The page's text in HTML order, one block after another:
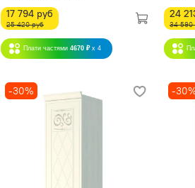
17 794 руб
25 420 руб
Плати частями 4670 ₽ x 4
24
34 590
-30% -